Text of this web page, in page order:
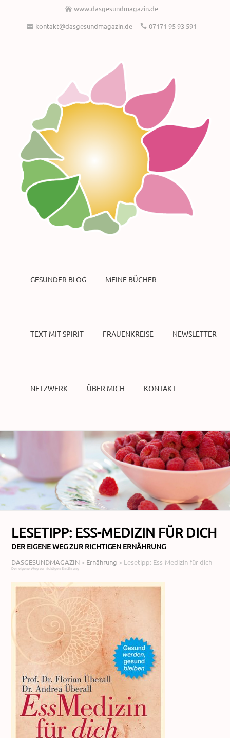
www.dasgesundmagazin.de
kontakt@dasgesundmagazin.de
07171 95 93 591
GESUNDER BLOG MEINE BÜCHER
TEXT MIT SPIRIT FRAUENKREISE NEWSLETTER
NETZWERK ÜBER MICH KONTAKT
LESETIPP: ESS-MEDIZIN FÜR DICH
DER EIGENE WEG ZUR RICHTIGEN ERNÄHRUNG
DASGESUNDMAGAZIN > Ernährung > Lesetipp: Ess-Medizin für dich
Der eigene Weg zur richtigen Ernährung